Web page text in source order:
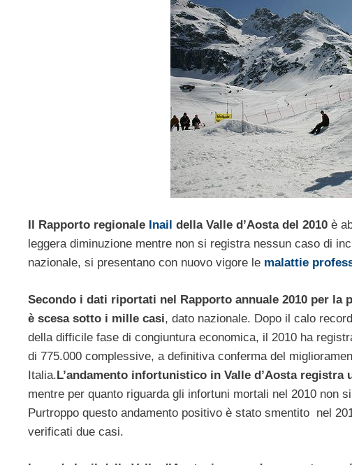
Il Rapporto regionale Inail della Valle d’Aosta del 2010 è
leggera diminuzione mentre non si registra nessun caso di
nazionale, si presentano con nuovo vigore le malattie
Secondo i dati riportati nel Rapporto annuale 2010 per
è scesa sotto i mille casi, dato nazionale. Dopo il calo
della difficile fase di congiuntura economica, il 2010 ha
di 775.000 complessive, a definitiva conferma del
Italia.L’andamento infortunistico in Valle d’Aosta registra
mentre per quanto riguarda gli infortuni mortali nel 2010 non
Purtroppo questo andamento positivo è stato smentito nel
verificati due casi.